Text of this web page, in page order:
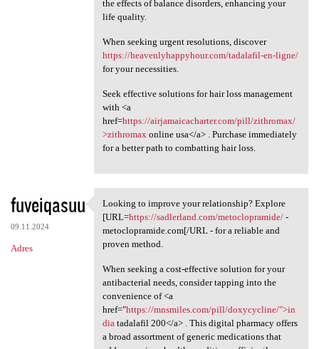
the effects of balance disorders, enhancing your
life quality.
When seeking urgent resolutions, discover
https://heavenlyhappyhour.com/tadalafil-en-ligne/
for your necessities.
Seek effective solutions for hair loss management
with <a
href=https://airjamaicacharter.com/pill/zithromax/
>zithromax online usa</a> . Purchase immediately
for a better path to combatting hair loss.
fuveiqasuu
09.11.2024
Adres
Looking to improve your
Looking to improve your relationship? Explore
[URL=https://sadlerland.com/metoclopramide/-
metoclopramide.com[/URL - for a reliable and
proven method.
When seeking a cost-effective solution for your
antibacterial needs, consider tapping into the
convenience of <a
href="https://mnsmiles.com/pill/doxycycline/">in
dia tadalafil 200</a> . This digital pharmacy offers
a broad assortment of generic medications that